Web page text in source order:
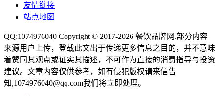
友情链接
站点地图
QQ:1074976040 Copyright © 2017-2026 餐饮品牌网 .部分内容
来源用户上传，登载此文出于传递更多信息之目的，并不意味
着赞同其观点或证实其描述，不可作为直接的消费指导与投资
建议。文章内容仅供参考，如有侵犯版权请来信告
知,1074976040@qq.com我们将立即处理。